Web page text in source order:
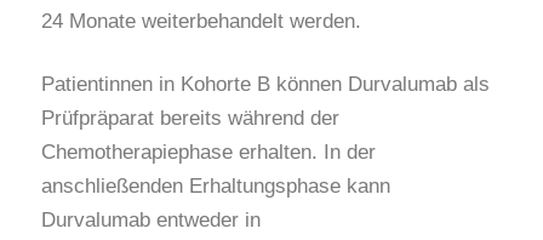
24 Monate weiterbehandelt werden.
Patientinnen in Kohorte B können Durvalumab als
Prüfpräparat bereits während der
Chemotherapiephase erhalten. In der
anschließenden Erhaltungsphase kann
Durvalumab entweder in